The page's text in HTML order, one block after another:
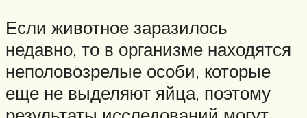
Если животное заразилось
недавно, то в организме находятся
неполовозрелые особи, которые
еще не выделяют яйца, поэтому